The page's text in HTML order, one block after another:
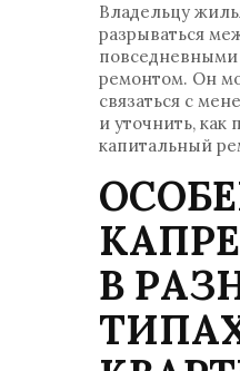
Владельцу
разрываться
ремонтом. Он
связаться с
и уточнить, как
капитальный
В